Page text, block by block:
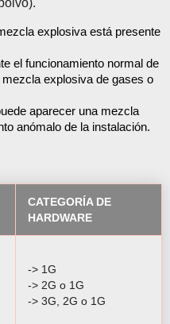
explosiva está presente
el funcionamiento normal de
explosiva de gases o
aparecer una mezcla
anómalo de la instalación.
CATEGORÍA DE
HARDWARE
-> 1G
-> 2G o 1G
-> 3G, 2G o 1G